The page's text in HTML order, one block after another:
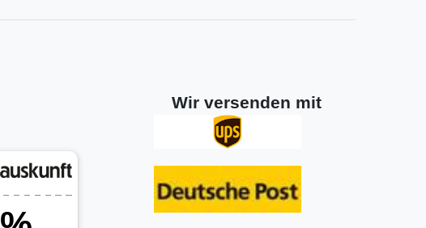
Wir versenden mit